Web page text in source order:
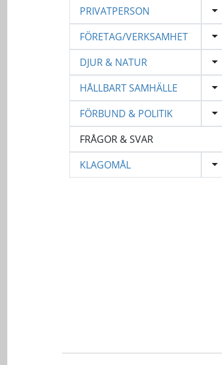
PRIVATPERSON
FÖRETAG/VERKSAMHET
DJUR & NATUR
HÅLLBART SAMHÄLLE
FÖRBUND & POLITIK
FRÅGOR & SVAR
KLAGOMÅL